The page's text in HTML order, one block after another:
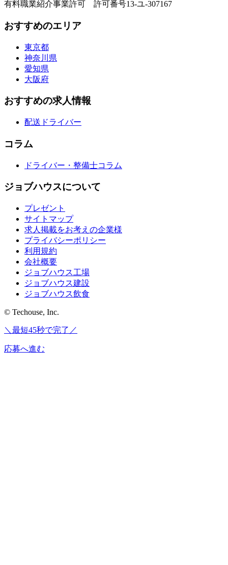
有料職業紹介事業許可 許可番号13-ユ-307167
おすすめのエリア
東京都
神奈川県
愛知県
大阪府
おすすめの求人情報
配送ドライバー
コラム
ドライバー・整備士コラム
ジョブハウスについて
プレゼント
サイトマップ
求人掲載をお考えの企業様
プライバシーポリシー
利用規約
会社概要
ジョブハウス工場
ジョブハウス建設
ジョブハウス飲食
© Techouse, Inc.
＼最短45秒で完了／
応募へ進む